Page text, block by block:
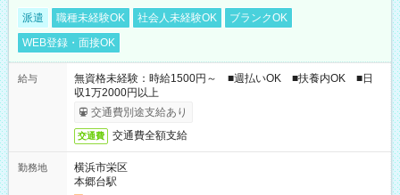
派遣 職種未経験OK 社会人未経験OK
ブランクOK
WEB登録・面接OK
給与
無資格未経験：時給1500円～ ■週払いOK ■扶養内OK ■日
収1万2000円以上
交通費別途支給あり
交通費 交通費全額支給
勤務地
横浜市栄区
本郷台駅